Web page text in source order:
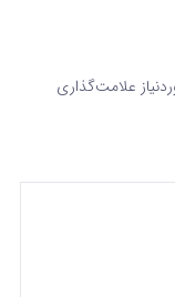
علامت‌گذاری